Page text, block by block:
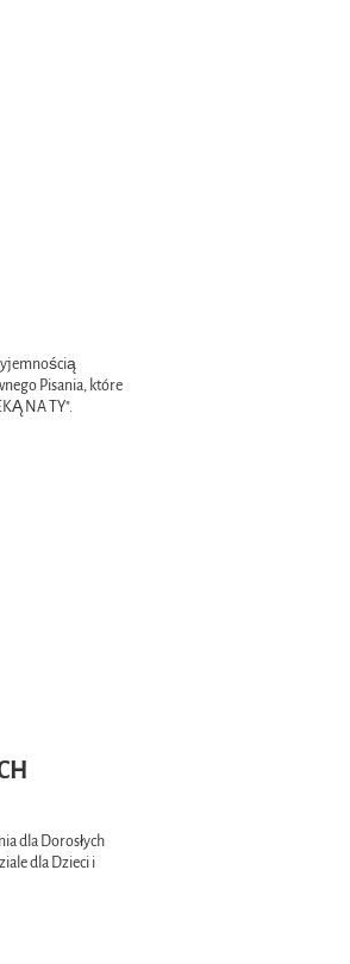
Pisania, które
NA TY".
dla Dorosłych
dla Dzieci i